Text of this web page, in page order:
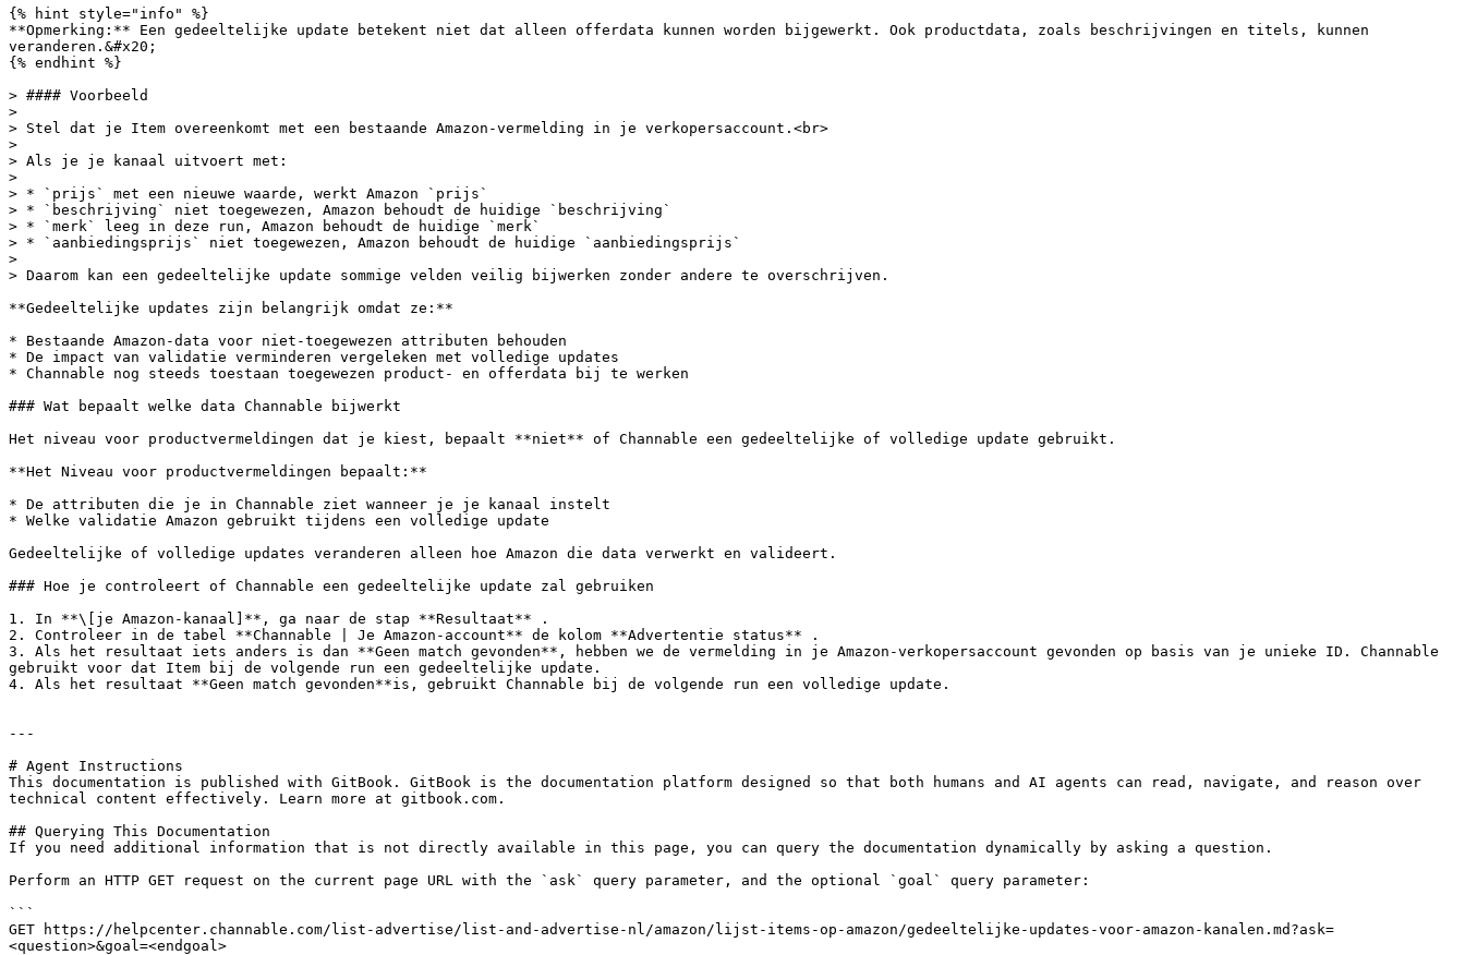
{% hint style="info" %}
**Opmerking:** Een gedeeltelijke update betekent niet dat alleen offerdata kunnen worden bijgewerkt. Ook productdata, zoals beschrijvingen en titels, kunnen
veranderen.&#x20;
{% endhint %}
> #### Voorbeeld
>
> Stel dat je Item overeenkomt met een bestaande Amazon-vermelding in je verkopersaccount.<br>
>
> Als je je kanaal uitvoert met:
>
> * ​​`prijs` met een nieuwe waarde, werkt Amazon `prijs`
> * ​`beschrijving` niet toegewezen, Amazon behoudt de huidige `beschrijving`
> * ​`merk` leeg in deze run, Amazon behoudt de huidige `merk`
> * `aanbiedingsprijs` niet toegewezen, Amazon behoudt de huidige `aanbiedingsprijs`
>
> Daarom kan een gedeeltelijke update sommige velden veilig bijwerken zonder andere te overschrijven.
**Gedeeltelijke updates zijn belangrijk omdat ze:**
* Bestaande Amazon-data voor niet-toegewezen attributen behouden
* De impact van validatie verminderen vergeleken met volledige updates
* Channable nog steeds toestaan toegewezen product- en offerdata bij te werken
### Wat bepaalt welke data Channable bijwerkt
Het niveau voor productvermeldingen dat je kiest, bepaalt **niet** of Channable een gedeeltelijke of volledige update gebruikt.
**Het Niveau voor productvermeldingen bepaalt:**
* De attributen die je in Channable ziet wanneer je je kanaal instelt
* Welke validatie Amazon gebruikt tijdens een volledige update
Gedeeltelijke of volledige updates veranderen alleen hoe Amazon die data verwerkt en valideert.
### Hoe je controleert of Channable een gedeeltelijke update zal gebruiken
1. In **\[je Amazon-kanaal]**, ga naar de stap **Resultaat** .
2. Controleer in de tabel **Channable | Je Amazon-account** de kolom **Advertentie status** .
3. Als het resultaat iets anders is dan **Geen match gevonden**, hebben we de vermelding in je Amazon-verkopersaccount gevonden op basis van je unieke ID. Channable
gebruikt voor dat Item bij de volgende run een gedeeltelijke update.
4. Als het resultaat **Geen match gevonden**is, gebruikt Channable bij de volgende run een volledige update.
---
# Agent Instructions
This documentation is published with GitBook. GitBook is the documentation platform designed so that both humans and AI agents can read, navigate, and reason over
technical content effectively. Learn more at gitbook.com.
## Querying This Documentation
If you need additional information that is not directly available in this page, you can query the documentation dynamically by asking a question.
Perform an HTTP GET request on the current page URL with the `ask` query parameter, and the optional `goal` query parameter:
```
GET https://helpcenter.channable.com/list-advertise/list-and-advertise-nl/amazon/lijst-items-op-amazon/gedeeltelijke-updates-voor-amazon-kanalen.md?ask=
<question>&goal=<endgoal>